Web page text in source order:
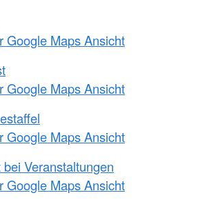
Google Maps Ansicht
Google Maps Ansicht
Google Maps Ansicht
Veranstaltungen
Google Maps Ansicht